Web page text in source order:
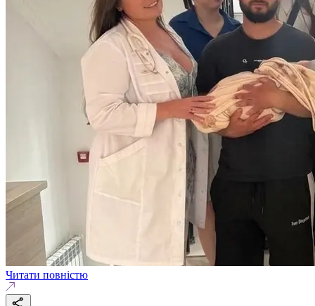
Читати повністю